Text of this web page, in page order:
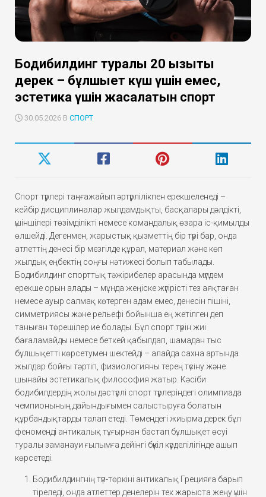
Бодибилдинг туралы 20 қызықты
дерек – бұлшықет күш үшін емес,
эстетика үшін жасалатын спорт
30.05.2026 В СПОРТ
Спорт түрлері таңғажайып әртүрлілікпен ерекшеленеді –
кейбір дисциплиналар жылдамдықты, басқалары дәлдікті,
үшіншілері төзімділікті немесе командалық өзара іс-қимылды
өлшейді. Дегенмен, жарыстық қызметтің бір түрі бар, онда
атлеттің денесі бір мезгілде құрал, материал және көп
жылдық еңбектің соңғы нәтижесі болып табылады.
Бодибилдинг спорттық тәжірибелер арасында мүлдем
ерекше орын алады – мұнда жеңіске жүгірісті тез аяқтаған
немесе ауыр салмақ көтерген адам емес, денесін пішіні,
симметриясы және рельефі бойынша ең жетілген деп
таныған төрешілер ие болады. Бұл спорт түрін жиі
бағаламайды немесе беткей қабылдап, шамадан тыс
бұлшықетті көрсетумен шектейді – алайда сахна артында
жылдар бойғы тәртіп, физиологияны терең түсіну және
шынайы эстетикалық философия жатыр. Кәсіби
бодибилдердің жолы дәстүрлі спорт түрлеріндегі олимпиада
чемпионының дайындығымен салыстыруға болатын
құрбандықтарды талап етеді. Төмендегі жиырма дерек бұл
феноменді антикалық тұғырнан бастап бұлшықет өсуі
туралы заманауи ғылымға дейінгі бүкіл күрделілігінде ашып
көрсетеді.
Бодибилдингнің түп-төркіні антикалық Грецияға барып
тіреледі, онда атлеттер денелерін тек жарыста жеңу үшін